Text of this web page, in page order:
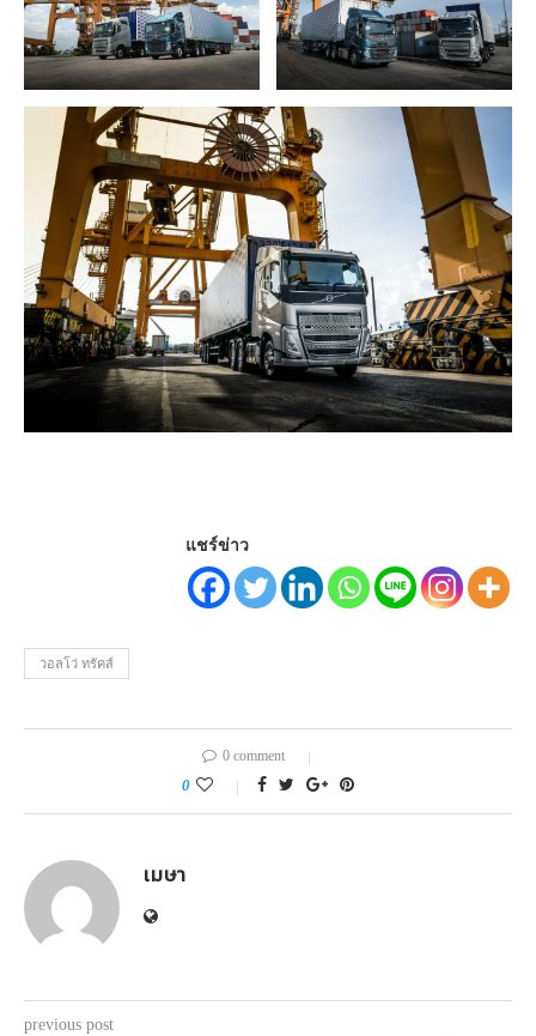
แชร์ข่าว
วอลโว่ ทรัคส์
0 comment
0
เมษา
previous post